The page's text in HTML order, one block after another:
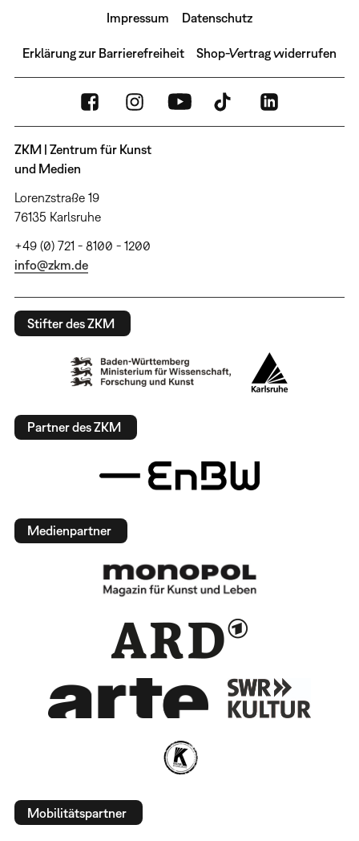
Impressum Datenschutz
Erklärung zur Barrierefreiheit Shop-Vertrag widerrufen
ZKM | Zentrum für Kunst
und Medien
Lorenzstraße 19
76135 Karlsruhe
+49 (0) 721 - 8100 - 1200
info@zkm.de
Stifter des ZKM
Partner des ZKM
Medienpartner
Mobilitätspartner